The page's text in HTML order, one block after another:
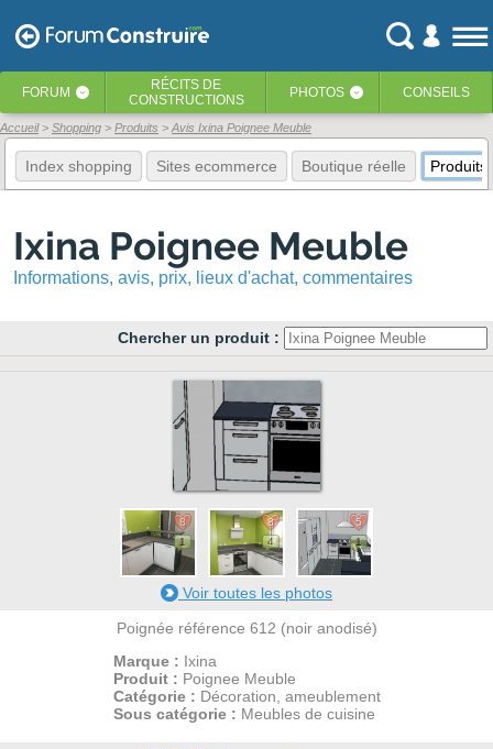
FORUM ‹ RÉCITS DE
CONSTRUCTIONS
PHOTOS ‹ CONSEILS
Accueil Shopping Produits Avis Ixina Poignee Meuble
Index shopping Sites ecommerce Boutique réelle Produits
Ixina Poignee Meuble
Informations, avis, prix, lieux d'achat, commentaires
Chercher un produit :
8
1
8
4
5
1
Voir toutes les photos
Poignée référence 612 (noir anodisé)
Marque : Ixina
Produit : Poignee Meuble
Catégorie : Décoration, ameublement
Sous catégorie : Meubles de cuisine